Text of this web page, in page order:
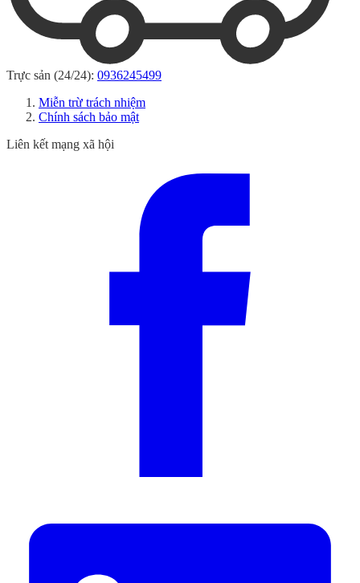
Trực sản (24/24): 0936245499
Miễn trừ trách nhiệm
Chính sách bảo mật
Liên kết mạng xã hội